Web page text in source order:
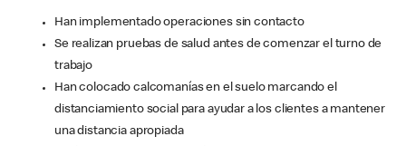
Han implementado operaciones sin contacto
Se realizan pruebas de salud antes de comenzar el turno de
trabajo
Han colocado calcomanías en el suelo marcando el
distanciamiento social para ayudar a los clientes a mantener
una distancia apropiada